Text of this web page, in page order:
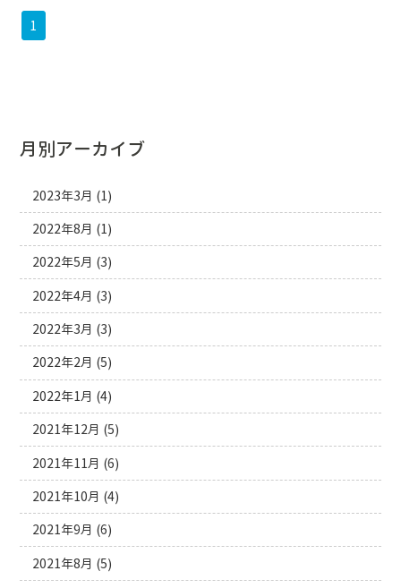
1
月別アーカイブ
2023年3月 (1)
2022年8月 (1)
2022年5月 (3)
2022年4月 (3)
2022年3月 (3)
2022年2月 (5)
2022年1月 (4)
2021年12月 (5)
2021年11月 (6)
2021年10月 (4)
2021年9月 (6)
2021年8月 (5)